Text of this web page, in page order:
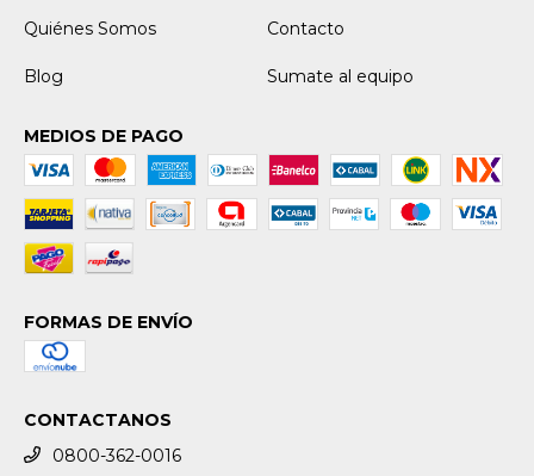
Quiénes Somos Contacto
Blog Sumate al equipo
MEDIOS DE PAGO
FORMAS DE ENVÍO
CONTACTANOS
0800-362-0016